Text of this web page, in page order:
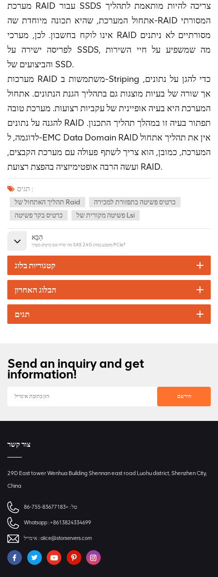
מערכת RAID עבור SSDS צריכה להיות מותאמת לתהליך
אתחול המערכת, שהיא תכונה מיוחדת שה-RAID המסורתי
אינו לוקח בחשבון. לכן, מערכי RAID מסורתיים לא ניתנים
לפריסה ישירה על SSDS, מה שמשפיע על חיי השירות
והביצועים של SSD.
מערכות RAID משתמשות ב-Striping כדי להגן על נתונים,
אך שורה של בעיות מוצגות גם בתהליך הגנת הנתונים. אתחול
המערכת היא בעיה אופיינית של עקביות רצועות. מערכת טובה
להגנה על נתונים RAID תפתור בעיה זו במהלך תהליך התכנון.
לדוגמה, ל-EMC Data Domain RAID אין את תהליך אתחול
המערכת, כמובן, הוא צריך לשתף פעולה עם מערכת הקבצים,
ועשה הרבה אופטימיזציה בהפצת רצועת RAID.
תגים :
תהליך האתחול של Raid
כרטיס פשיטה בתפזורת למכירה
כרטיס בקר פשיטה
פשיטה מקורית של Lsi
הַבָּא
מה קורה אם כרטיס מערך SAS 24G מוטבע במתג PCIe?
קטגוריות בלוג
הבלוג האחרון
תגים
Send an inquiry and get
information!
צור קשר
29D East tower Wenhua Building Shennan east road Luohu district, Shenzhen City,
China
טל : +86-755-83677183
Whatsapp :+8613824334699
אימייל :alice@storservers.com